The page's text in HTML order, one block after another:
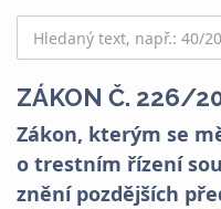
ZÁKON Č. 226/
Zákon, kterým se
o trestním řízení
znění pozdějších